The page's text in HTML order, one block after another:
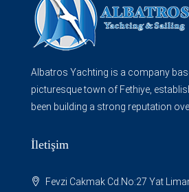
Albatros Yachting is a company
picturesque town of Fethiye,
been building a strong reputation
İletişim
Fevzi Cakmak Cd.No:27 Yat